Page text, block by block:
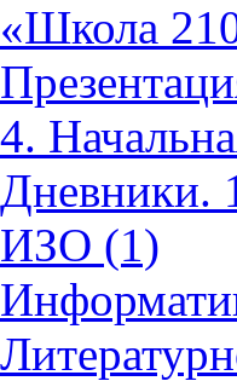
«Школа
4.
Дневники.
ИЗО (1)